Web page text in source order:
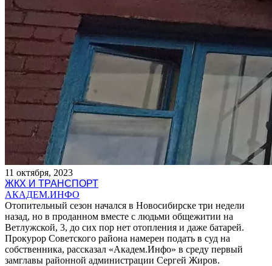
11 октября, 2023
ЖКХ И ТРАНСПОРТ
АКАДЕМ.ИНФО
Отопительный сезон начался в Новосибирске три недели
назад, но в проданном вместе с людьми общежитии на
Ветлужской, 3, до сих пор нет отопления и даже батарей.
Прокурор Советского района намерен подать в суд на
собственника, рассказал «Академ.Инфо» в среду первый
замглавы районной администрации Сергей Жиров.